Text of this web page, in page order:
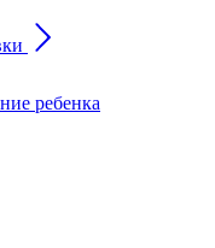
ребенка